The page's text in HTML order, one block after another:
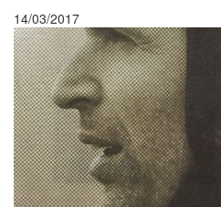
14/03/2017